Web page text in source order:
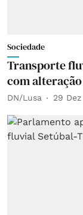
Sociedade
Transporte
com
DN/Lusa 29